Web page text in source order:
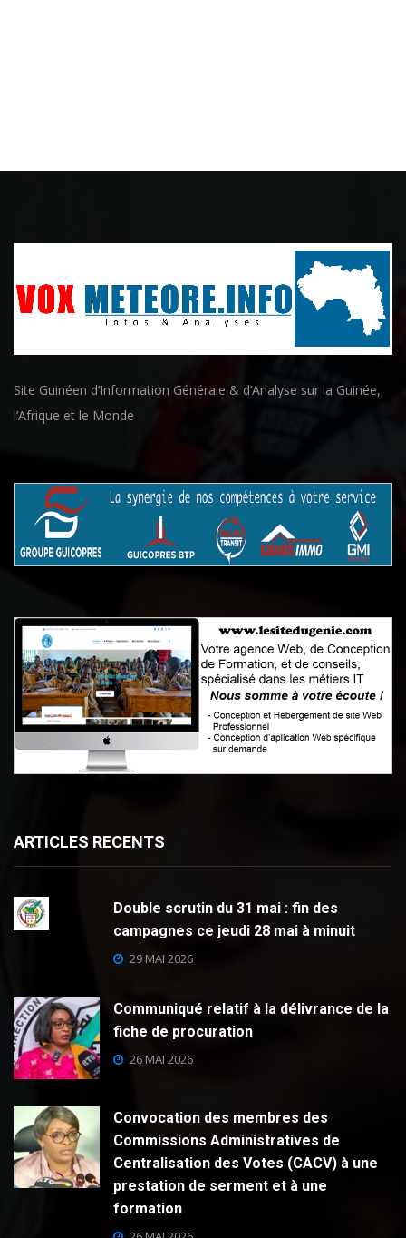
Site Guinéen d’Information Générale & d’Analyse sur la Guinée,
l’Afrique et le Monde
ARTICLES RECENTS
Double scrutin du 31 mai : fin des
campagnes ce jeudi 28 mai à minuit
29 MAI 2026
Communiqué relatif à la délivrance de la
fiche de procuration
26 MAI 2026
Convocation des membres des
Commissions Administratives de
Centralisation des Votes (CACV) à une
prestation de serment et à une
formation